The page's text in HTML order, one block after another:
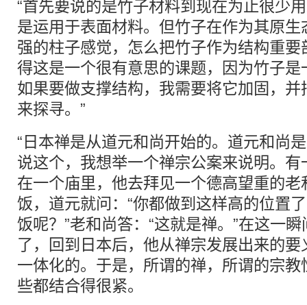
“首先要说的是竹子材料到现在为止很少
是运用于表面材料。但竹子在作为其原
强的柱子感觉，怎么把竹子作为结构重
得这是一个很有意思的课题，因为竹子
如果要做支撑结构，我需要将它加固，
来探寻。”
“日本禅是从道元和尚开始的。道元和尚
说这个，我想举一个禅宗公案来说明。
在一个庙里，他去拜见一个德高望重的
饭，道元就问：“你都做到这样高的位置
饭呢？”老和尚答：“这就是禅。”在这一
了，回到日本后，他从禅宗发展出来的
一体化的。于是，所谓的禅，所谓的宗
些都结合得很紧。